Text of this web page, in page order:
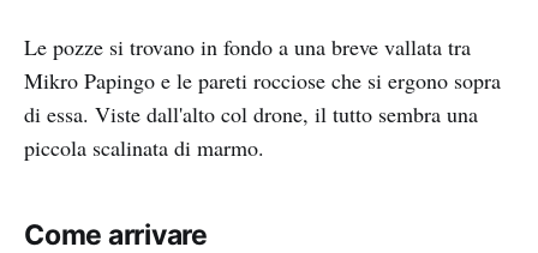
Le pozze si trovano in fondo a una breve vallata tra
Mikro Papingo e le pareti rocciose che si ergono sopra
di essa. Viste dall'alto col drone, il tutto sembra una
piccola scalinata di marmo.
Come arrivare